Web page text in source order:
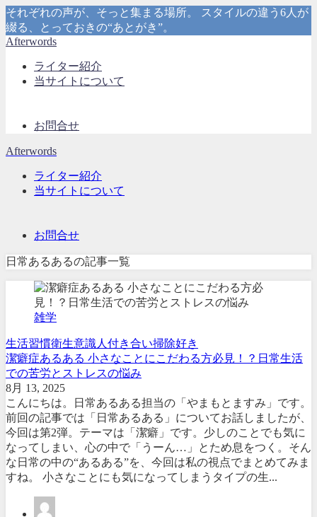
それぞれの声が、そっと集まる場所。 スタイルの違う6人が
綴る、とっておきの“あとがき”。
Afterwords
ライター紹介
当サイトについて
お問合せ
Afterwords
ライター紹介
当サイトについて
お問合せ
日常あるあるの記事一覧
雑学
生活習慣衛生意識人付き合い掃除好き
潔癖症あるある 小さなことにこだわる方必見！？日常生活
での苦労とストレスの悩み
8月 13, 2025
こんにちは。日常あるある担当の「やまもとますみ」です。
前回の記事では「日常あるある」についてお話しましたが、
今回は第2弾。テーマは「潔癖」です。少しのことでも気に
なってしまい、心の中で「うーん…」とため息をつく。そん
な日常の中の“あるある”を、今回は私の視点でまとめてみま
すね。 小さなことにも気になってしまうタイプの生...